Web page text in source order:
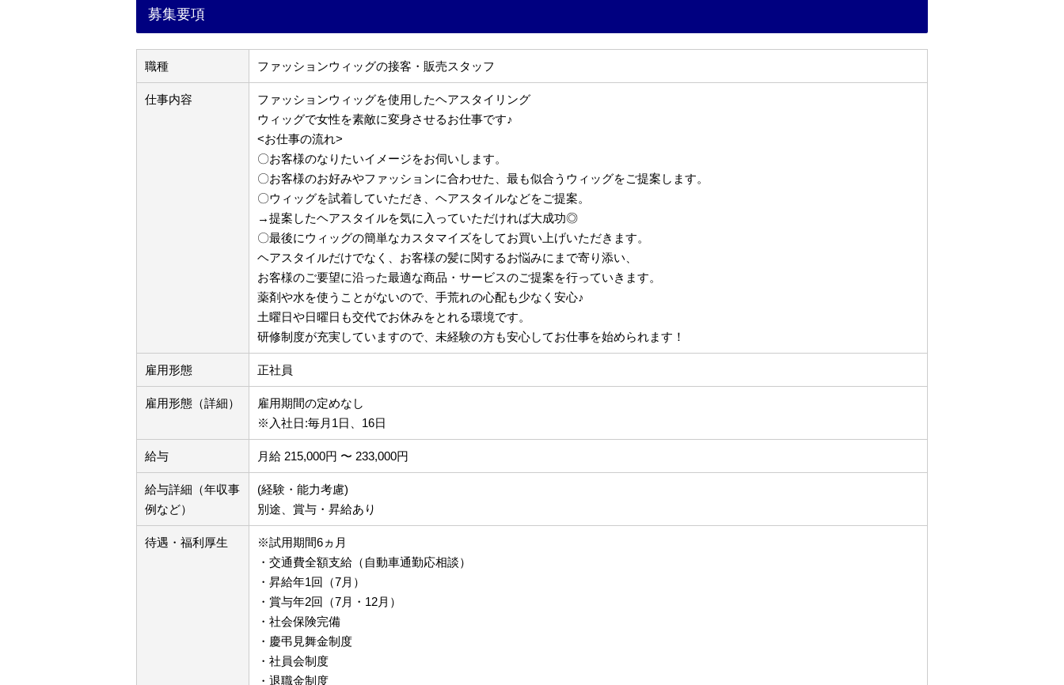
募集要項
職種 ファッションウィッグの接客・販売スタッフ
仕事内容
ファッションウィッグを使用したヘアスタイリング
ウィッグで女性を素敵に変身させるお仕事です♪
<お仕事の流れ>
〇お客様のなりたいイメージをお伺いします。
〇お客様のお好みやファッションに合わせた、最も似合うウィッグをご提案します。
〇ウィッグを試着していただき、ヘアスタイルなどをご提案。
→提案したヘアスタイルを気に入っていただければ大成功◎
〇最後にウィッグの簡単なカスタマイズをしてお買い上げいただきます。
ヘアスタイルだけでなく、お客様の髪に関するお悩みにまで寄り添い、
お客様のご要望に沿った最適な商品・サービスのご提案を行っていきます。
薬剤や水を使うことがないので、手荒れの心配も少なく安心♪
土曜日や日曜日も交代でお休みをとれる環境です。
研修制度が充実していますので、未経験の方も安心してお仕事を始められます！
雇用形態 正社員
雇用形態（詳細）
雇用期間の定めなし
※入社日:毎月1日、16日
給与 月給 215,000円 〜 233,000円
給与詳細（年収事
例など）
(経験・能力考慮)
別途、賞与・昇給あり
待遇・福利厚生
※試用期間6ヵ月
・交通費全額支給（自動車通勤応相談）
・昇給年1回（7月）
・賞与年2回（7月・12月）
・社会保険完備
・慶弔見舞金制度
・社員会制度
・退職金制度